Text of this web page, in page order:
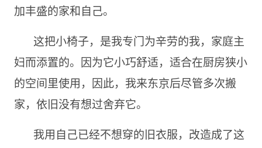
加丰盛的家和自己。
这把小椅子，是我专门为辛劳的我，家庭主
妇而添置的。因为它小巧舒适，适合在厨房狭小
的空间里使用，因此，我来东京后尽管多次搬
家，依旧没有想过舍弃它。
我用自己已经不想穿的旧衣服，改造成了这